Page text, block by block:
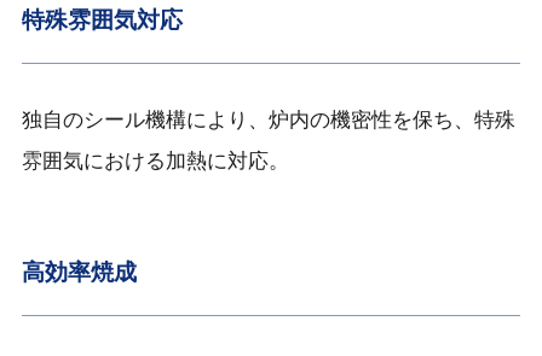
特殊雰囲気対応
独自のシール機構により、炉内の機密性を保ち、特殊
雰囲気における加熱に対応。
高効率焼成